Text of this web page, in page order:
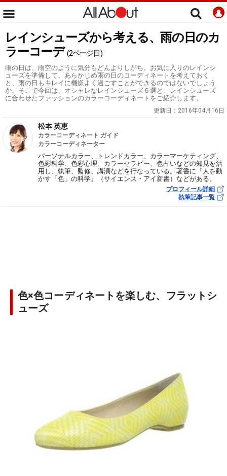
レインシューズから考える、雨の日のカ
ラーコーデ (2ページ目)
雨の日は、雨空のように気分もどんよりしがち。お気に入りのレインシ
ューズを準備して、あらかじめ雨の日のコーディネートを考えておく
と、雨の日もキレイに機嫌よく過ごすことができるのではないでしょう
か。そこで今回は、オシャレなレインシューズ６選と、レインシューズ
に合わせたファッションのカラーコーディネートをご紹介します。
更新日： 2016年04月16日
松本 英恵
カラーコーディネート ガイド
カラーコーディネーター
パーソナルカラー、トレンドカラー、カラーマーケティング、
色彩科学、色彩心理、カラーセラピー、色占いなどの知見を活
用し、執筆、監修、講演などを行なっている。著書に『人を動
かす「色」の科学』（サイエンス・アイ新書）などがある。
プロフィール詳細
執筆記事一覧
色×色コーディネートを楽しむ、フラットシ
ューズ